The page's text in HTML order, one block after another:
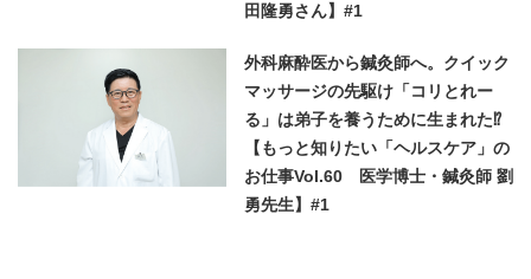
田隆勇さん】#1
外科麻酔医から鍼灸師へ。クイック
マッサージの先駆け「コリとれー
る」は弟子を養うために生まれた⁉︎
【もっと知りたい「ヘルスケア」の
お仕事Vol.60 医学博士・鍼灸師 劉
勇先生】#1